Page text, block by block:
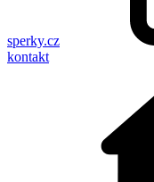
sperky.cz
kontakt